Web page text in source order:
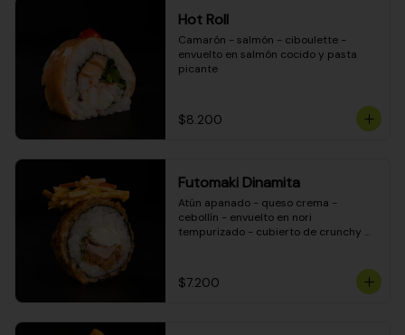
Hot Roll
Camarón - salmón - ciboulette -
envuelto en salmón cocido y pasta
picante
$8.200
Futomaki Dinamita
Atún apanado - queso crema -
cebollín - envuelto en nori
tempurizado - cubierto de crunchy
$7.200